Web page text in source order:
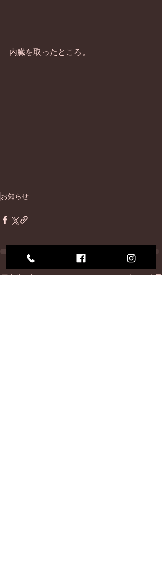
内臓を取ったところ。
お知らせ
最新記事 すべて表示